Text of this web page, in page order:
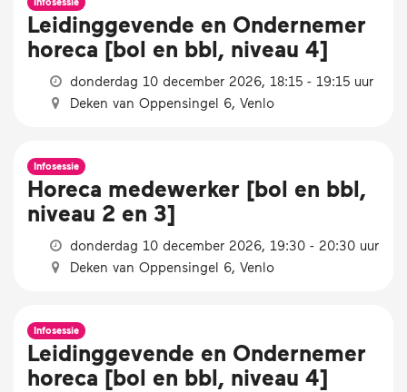
Leidinggevende en Ondernemer
horeca [bol en bbl, niveau 4]
donderdag 10 december 2026, 18:15 - 19:15 uur
Deken van Oppensingel 6, Venlo
Infosessie
Horeca medewerker [bol en bbl,
niveau 2 en 3]
donderdag 10 december 2026, 19:30 - 20:30 uur
Deken van Oppensingel 6, Venlo
Infosessie
Leidinggevende en Ondernemer
horeca [bol en bbl, niveau 4]